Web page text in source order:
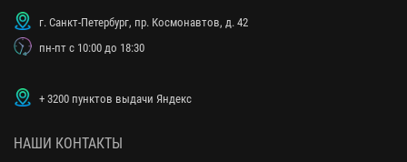
г. Санкт-Петербург, пр. Космонавтов, д. 42
пн-пт с 10:00 до 18:30
+ 3200 пунктов выдачи Яндекс
НАШИ КОНТАКТЫ